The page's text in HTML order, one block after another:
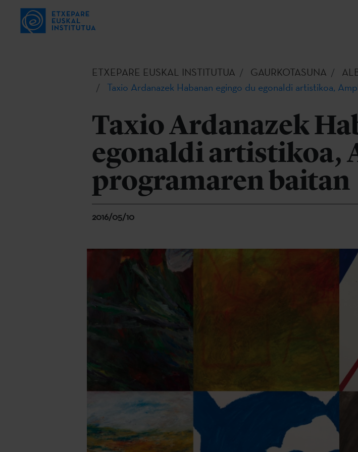
ETXEPARE EUSKAL INSTITUTUA GAURKOTASUNA
Taxio Ardanazek Habanan egingo du egonaldi artistikoa,
Taxio Ardanazek
egonaldi artistikoa,
programaren baitan
2016/05/10